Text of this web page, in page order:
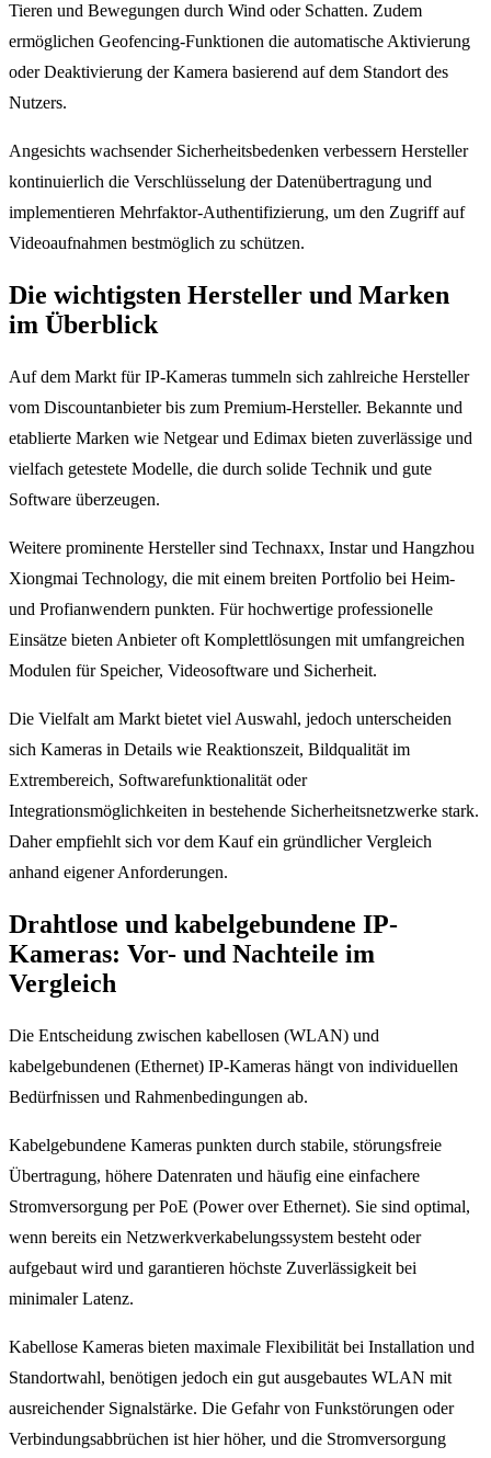
Tieren und Bewegungen durch Wind oder Schatten. Zudem
ermöglichen Geofencing-Funktionen die automatische Aktivierung
oder Deaktivierung der Kamera basierend auf dem Standort des
Nutzers.
Angesichts wachsender Sicherheitsbedenken verbessern Hersteller
kontinuierlich die Verschlüsselung der Datenübertragung und
implementieren Mehrfaktor-Authentifizierung, um den Zugriff auf
Videoaufnahmen bestmöglich zu schützen.
Die wichtigsten Hersteller und Marken
im Überblick
Auf dem Markt für IP-Kameras tummeln sich zahlreiche Hersteller
vom Discountanbieter bis zum Premium-Hersteller. Bekannte und
etablierte Marken wie Netgear und Edimax bieten zuverlässige und
vielfach getestete Modelle, die durch solide Technik und gute
Software überzeugen.
Weitere prominente Hersteller sind Technaxx, Instar und Hangzhou
Xiongmai Technology, die mit einem breiten Portfolio bei Heim-
und Profianwendern punkten. Für hochwertige professionelle
Einsätze bieten Anbieter oft Komplettlösungen mit umfangreichen
Modulen für Speicher, Videosoftware und Sicherheit.
Die Vielfalt am Markt bietet viel Auswahl, jedoch unterscheiden
sich Kameras in Details wie Reaktionszeit, Bildqualität im
Extrembereich, Softwarefunktionalität oder
Integrationsmöglichkeiten in bestehende Sicherheitsnetzwerke stark.
Daher empfiehlt sich vor dem Kauf ein gründlicher Vergleich
anhand eigener Anforderungen.
Drahtlose und kabelgebundene IP-
Kameras: Vor- und Nachteile im
Vergleich
Die Entscheidung zwischen kabellosen (WLAN) und
kabelgebundenen (Ethernet) IP-Kameras hängt von individuellen
Bedürfnissen und Rahmenbedingungen ab.
Kabelgebundene Kameras punkten durch stabile, störungsfreie
Übertragung, höhere Datenraten und häufig eine einfachere
Stromversorgung per PoE (Power over Ethernet). Sie sind optimal,
wenn bereits ein Netzwerkverkabelungssystem besteht oder
aufgebaut wird und garantieren höchste Zuverlässigkeit bei
minimaler Latenz.
Kabellose Kameras bieten maximale Flexibilität bei Installation und
Standortwahl, benötigen jedoch ein gut ausgebautes WLAN mit
ausreichender Signalstärke. Die Gefahr von Funkstörungen oder
Verbindungsabbrüchen ist hier höher, und die Stromversorgung